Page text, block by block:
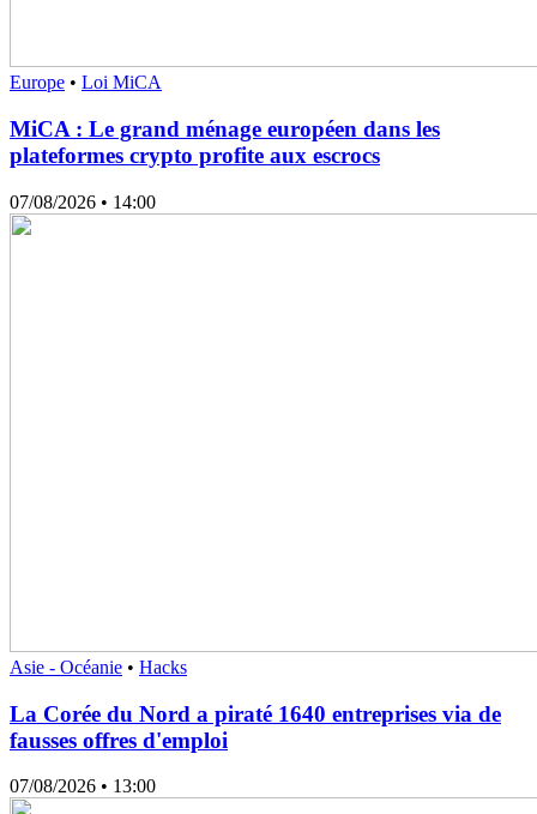
Europe • Loi MiCA
MiCA : Le grand ménage européen dans les
plateformes crypto profite aux escrocs
07/08/2026 • 14:00
Asie - Océanie • Hacks
La Corée du Nord a piraté 1640 entreprises via de
fausses offres d'emploi
07/08/2026 • 13:00